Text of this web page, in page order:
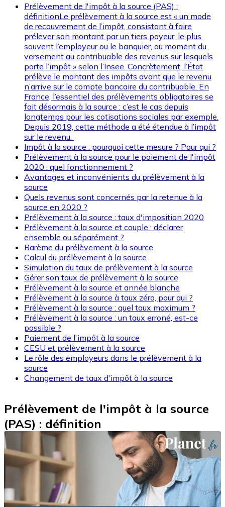
Prélèvement de l'impôt à la source (PAS) :
définitionLe prélèvement à la source est « un mode
de recouvrement de l’impôt, consistant à faire
prélever son montant par un tiers payeur, le plus
souvent l’employeur ou le banquier, au moment du
versement au contribuable des revenus sur lesquels
porte l’impôt » selon l’Insee. Concrètement, l’État
prélève le montant des impôts avant que le revenu
n’arrive sur le compte bancaire du contribuable. En
France, l’essentiel des prélèvements obligatoires se
fait désormais à la source : c’est le cas depuis
longtemps pour les cotisations sociales par exemple.
Depuis 2019, cette méthode a été étendue à l’impôt
sur le revenu.
Impôt à la source : pourquoi cette mesure ? Pour qui ?
Prélèvement à la source pour le paiement de l'impôt
2020 : quel fonctionnement ?
Avantages et inconvénients du prélèvement à la
source
Quels revenus sont concernés par la retenue à la
source en 2020 ?
Prélèvement à la source : taux d'imposition 2020
Prélèvement à la source et couple : déclarer
ensemble ou séparément ?
Barème du prélèvement à la source
Calcul du prélèvement à la source
Simulation du taux de prélèvement à la source
Gérer son taux de prélèvement à la source
Prélèvement à la source et année blanche
Prélèvement à la source à taux zéro, pour qui ?
Prélèvement à la source : quel taux maximum ?
Prélèvement à la source : un taux erroné, est-ce
possible ?
Paiement de l'impôt à la source
CESU et prélèvement à la source
Le rôle des employeurs dans le prélèvement à la
source
Changement de taux d'impôt à la source
Prélèvement de l'impôt à la source
(PAS) : définition